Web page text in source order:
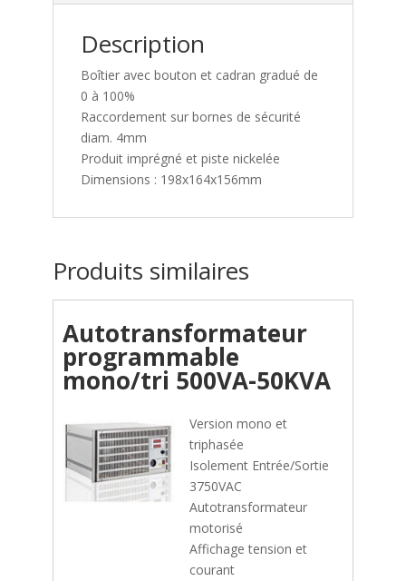
Description
Boîtier avec bouton et cadran gradué de
0 à 100%
Raccordement sur bornes de sécurité
diam. 4mm
Produit imprégné et piste nickelée
Dimensions : 198x164x156mm
Produits similaires
Autotransformateur
programmable
mono/tri 500VA-50KVA
Version mono et
triphasée
Isolement Entrée/Sortie
3750VAC
Autotransformateur
motorisé
Affichage tension et
courant